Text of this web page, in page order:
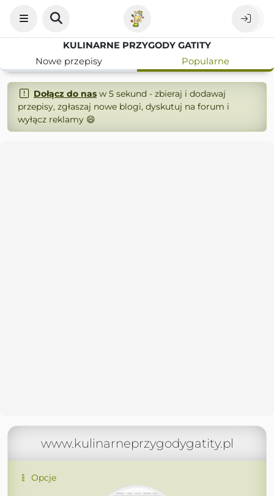
KULINARNE PRZYGODY GATITY
Nowe przepisy
Popularne
Dołącz do nasw 5 sekund - zbieraj i dodawaj
przepisy, zgłaszaj nowe blogi, dyskutuj na forum i
wyłącz reklamy 😄
www.kulinarneprzygodygatity.pl
Opcje